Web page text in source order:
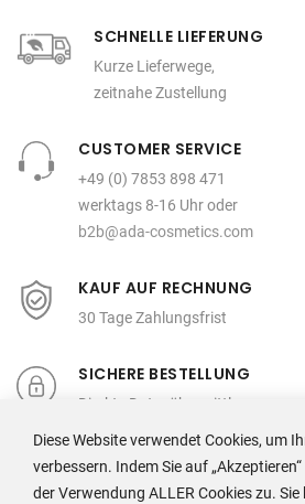
SCHNELLE LIEFERUNG
Kurze Lieferwege,
zeitnahe Zustellung
CUSTOMER SERVICE
+49 (0) 7853 898 471
werktags 8-16 Uhr oder
b2b@ada-cosmetics.com
KAUF AUF RECHNUNG
30 Tage Zahlungsfrist
SICHERE BESTELLUNG
Direkte Datenübermittlung,
individueller Kundenservice
Diese Website verwendet Cookies, um
verbessern. Indem Sie auf
der Verwendung ALLER Cookies zu.